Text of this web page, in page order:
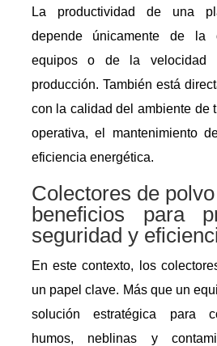
La productividad de una
depende únicamente de la
equipos o de la velocidad
producción. También está
con la calidad del ambiente de
operativa, el mantenimiento
eficiencia energética.
Colectores de
beneficios para
seguridad y
En este contexto, los
un papel clave. Más que un
solución estratégica para
humos, neblinas y